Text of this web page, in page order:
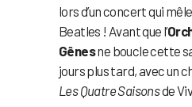
lors d’un concert qui
Beatles ! Avant que l’
Gênesne boucle cette
jours plus tard, avec un
Les Quatre Saisonsde